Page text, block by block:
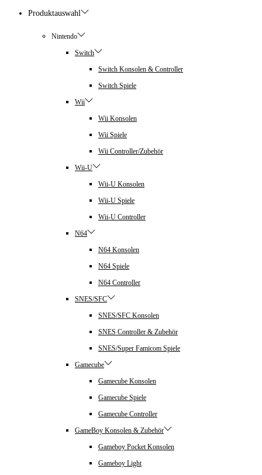
Produktauswahl
Nintendo
Switch
Switch Konsolen & Controller
Switch Spiele
Wii
Wii Konsolen
Wii Spiele
Wii Controller/Zubehör
Wii-U
Wii-U Konsolen
Wii-U Spiele
Wii-U Controller
N64
N64 Konsolen
N64 Spiele
N64 Controller
SNES/SFC
SNES/SFC Konsolen
SNES Controller & Zubehör
SNES/Super Famicom Spiele
Gamecube
Gamecube Konsolen
Gamecube Spiele
Gamecube Controller
GameBoy Konsolen & Zubehör
Gameboy Pocket Konsolen
Gameboy Light